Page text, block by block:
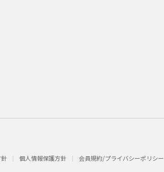
個人情報保護方針
会員規約/プライバシーポリシー​